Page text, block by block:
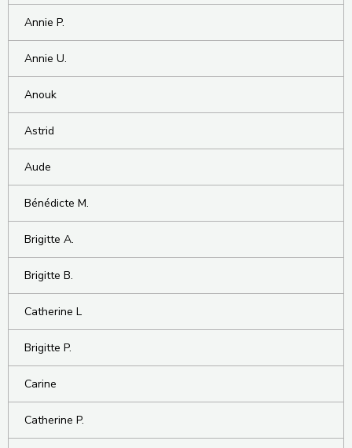
Annie P.
Annie U.
Anouk
Astrid
Aude
Bénédicte M.
Brigitte A.
Brigitte B.
Catherine L
Brigitte P.
Carine
Catherine P.